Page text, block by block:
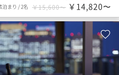
泊まり /2名 ￥15,600〜 ￥14,820〜